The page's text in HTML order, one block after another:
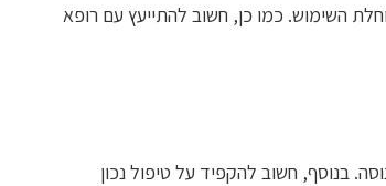
השימוש. כמו כן, חשוב להתייעץ עם רופא
בנוסף, חשוב להקפיד על טיפול נכון